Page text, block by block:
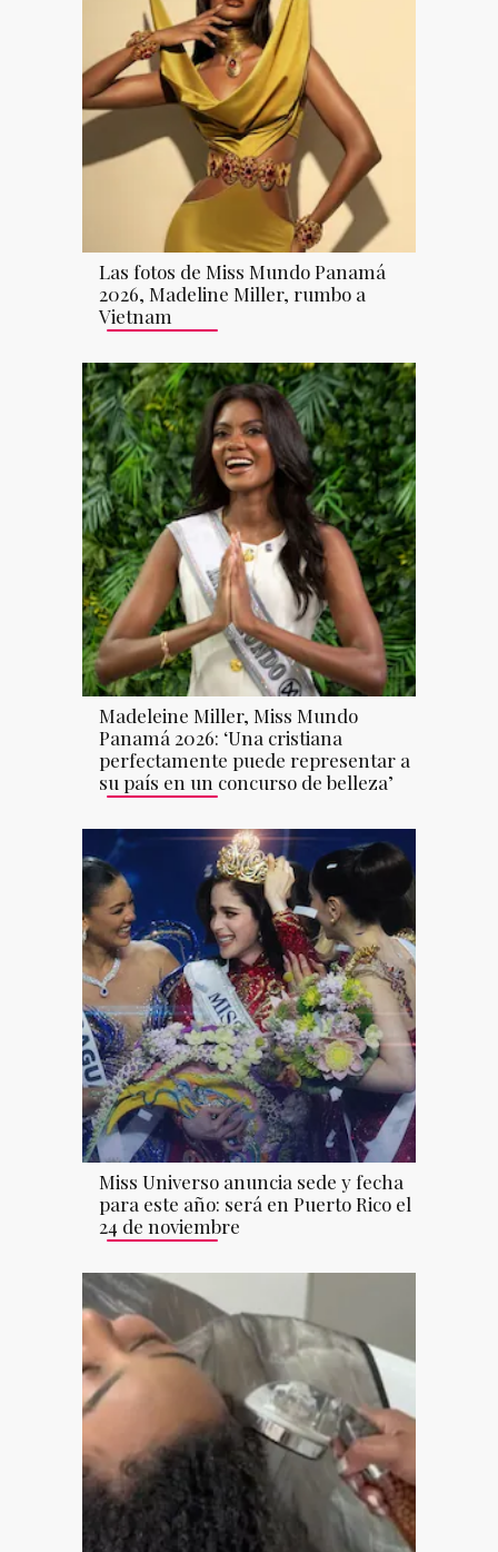
Las fotos de Miss Mundo Panamá
2026, Madeline Miller, rumbo a
Vietnam
Madeleine Miller, Miss Mundo
Panamá 2026: ‘Una cristiana
perfectamente puede representar a
su país en un concurso de belleza’
Miss Universo anuncia sede y fecha
para este año: será en Puerto Rico el
24 de noviembre